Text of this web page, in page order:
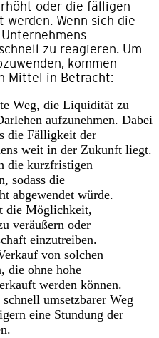
oder die fälligen
Wenn sich die
zu reagieren. Um
kommen
Mittel in Betracht:
Weg, die Liquidität zu
aufzunehmen. Dabei
die Fälligkeit der
weit in der Zukunft liegt.
die kurzfristigen
sodass die
abgewendet würde.
die Möglichkeit,
veräußern oder
einzutreiben.
von solchen
die ohne hohe
werden können.
umsetzbarer Weg
eine Stundung der